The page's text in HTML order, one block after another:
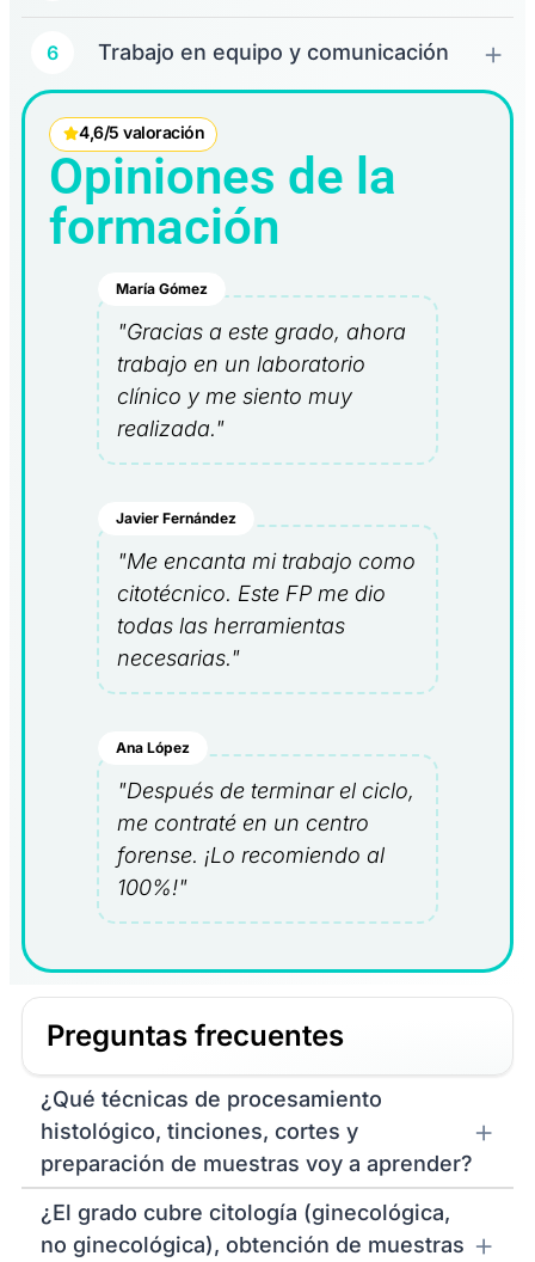
6 Trabajo en equipo y comunicación
4,6/5 valoración
Opiniones de la
formación
María Gómez
"Gracias a este grado, ahora
trabajo en un laboratorio
clínico y me siento muy
realizada."
Javier Fernández
"Me encanta mi trabajo como
citotécnico. Este FP me dio
todas las herramientas
necesarias."
Ana López
"Después de terminar el ciclo,
me contraté en un centro
forense. ¡Lo recomiendo al
100%!"
Preguntas frecuentes
¿Qué técnicas de procesamiento
histológico, tinciones, cortes y
preparación de muestras voy a aprender?
¿El grado cubre citología (ginecológica,
no ginecológica), obtención de muestras